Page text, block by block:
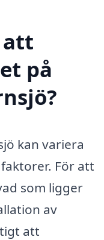
på
kan variera
För att
som ligger
av
att